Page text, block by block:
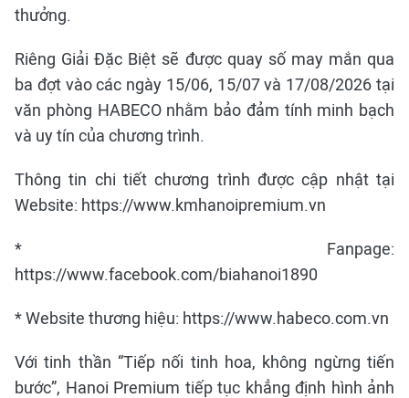
thưởng.
Riêng Giải Đặc Biệt sẽ được quay số may mắn qua
ba đợt vào các ngày 15/06, 15/07 và 17/08/2026 tại
văn phòng HABECO nhằm bảo đảm tính minh bạch
và uy tín của chương trình.
Thông tin chi tiết chương trình được cập nhật tại
Website: https://www.kmhanoipremium.vn
* Fanpage:
https://www.facebook.com/biahanoi1890
* Website thương hiệu: https://www.habeco.com.vn
Với tinh thần “Tiếp nối tinh hoa, không ngừng tiến
bước”, Hanoi Premium tiếp tục khẳng định hình ảnh